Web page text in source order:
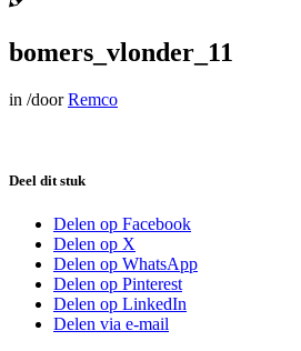
bomers_vlonder_11
in /doorRemco
Deel dit stuk
Delen op Facebook
Delen op X
Delen op WhatsApp
Delen op Pinterest
Delen op LinkedIn
Delen via e-mail